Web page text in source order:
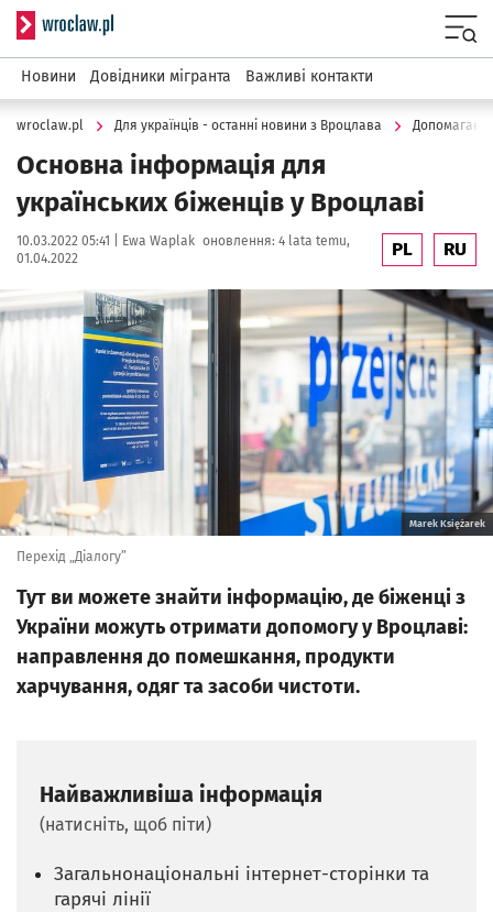
Serwis informacyjny wroclaw.pl
Новини Довідники мігранта Важливі контакти
wroclaw.pl Для українців - останні новини з Вроцлава
Основна інформація для
українських біженців у Вроцлаві
Data publikacji:
10.03.2022 05:41 | Autor:
Ewa Waplak оновлення: 4 lata temu,
01.04.2022
PL RU
Kliknij, aby powiększyć
Marek Księżarek
Перехід „Діалогу”
Тут ви можете знайти інформацію, де біженці з
України можуть отримати допомогу у Вроцлаві:
направлення до помешкання, продукти
харчування, одяг та засоби чистоти.
Найважливіша інформація
(натисніть, щоб піти)
Загальнонаціональні інтернет-сторінки та
гарячі лінії